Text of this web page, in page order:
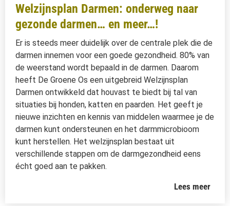
Welzijnsplan Darmen: onderweg naar
gezonde darmen… en meer…!
Er is steeds meer duidelijk over de centrale plek die de
darmen innemen voor een goede gezondheid. 80% van
de weerstand wordt bepaald in de darmen. Daarom
heeft De Groene Os een uitgebreid Welzijnsplan
Darmen ontwikkeld dat houvast te biedt bij tal van
situaties bij honden, katten en paarden. Het geeft je
nieuwe inzichten en kennis van middelen waarmee je de
darmen kunt ondersteunen en het darmmicrobioom
kunt herstellen. Het welzijnsplan bestaat uit
verschillende stappen om de darmgezondheid eens
écht goed aan te pakken.
Lees meer